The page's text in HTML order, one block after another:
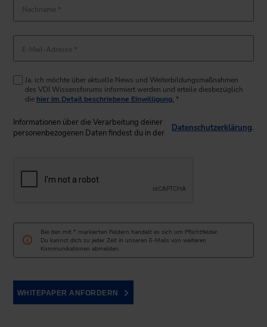
Nachname *
E-Mail-Adresse *
Ja, ich möchte über aktuelle News und Weiterbildungsmaßnahmen
des VDI Wissensforums informiert werden und erteile diesbezüglich
die hier im Detail beschriebene Einwilligung. *
Informationen über die Verarbeitung deiner
personenbezogenen Daten findest du in der
Datenschutzerklärung.
Bei den mit * markierten Feldern handelt es sich um Pflichtfelder.
Du kannst dich zu jeder Zeit in unseren E-Mails von weiteren
Kommunikationen abmelden.
WHITEPAPER ANFORDERN